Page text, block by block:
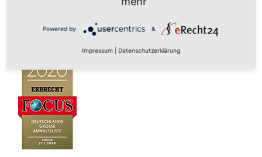
Powered by &
Impressum Datenschutzerklärung